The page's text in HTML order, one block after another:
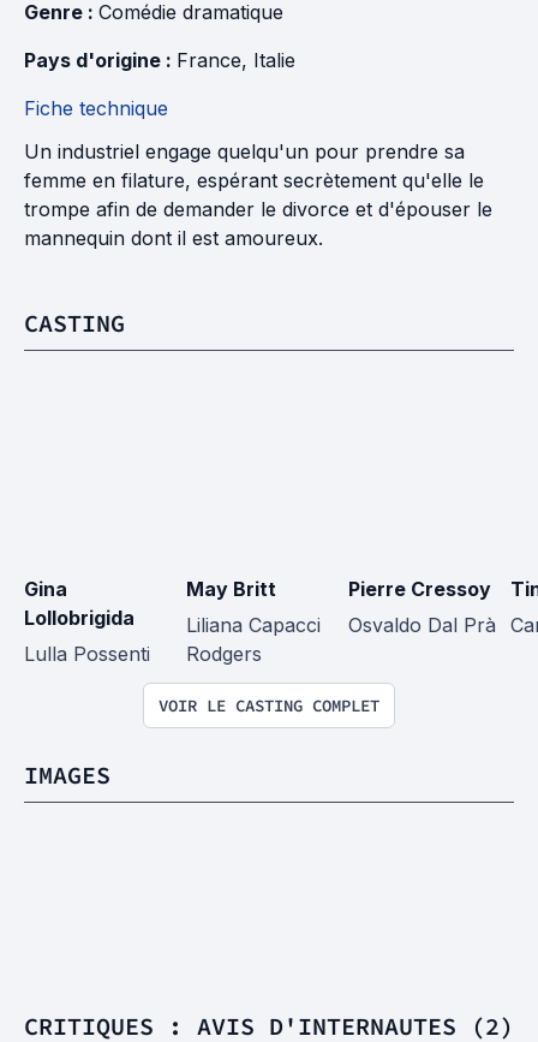
Genre : Comédie dramatique
Pays d'origine : France, Italie
Fiche technique
Un industriel engage quelqu'un pour prendre sa
femme en filature, espérant secrètement qu'elle le
trompe afin de demander le divorce et d'épouser le
mannequin dont il est amoureux.
CASTING
Gina
Lollobrigida
Lulla Possenti
May Britt
Liliana Capacci
Rodgers
Pierre Cressoy
Osvaldo Dal Prà
VOIR LE CASTING COMPLET
IMAGES
CRITIQUES : AVIS D'INTERNAUTES (2)